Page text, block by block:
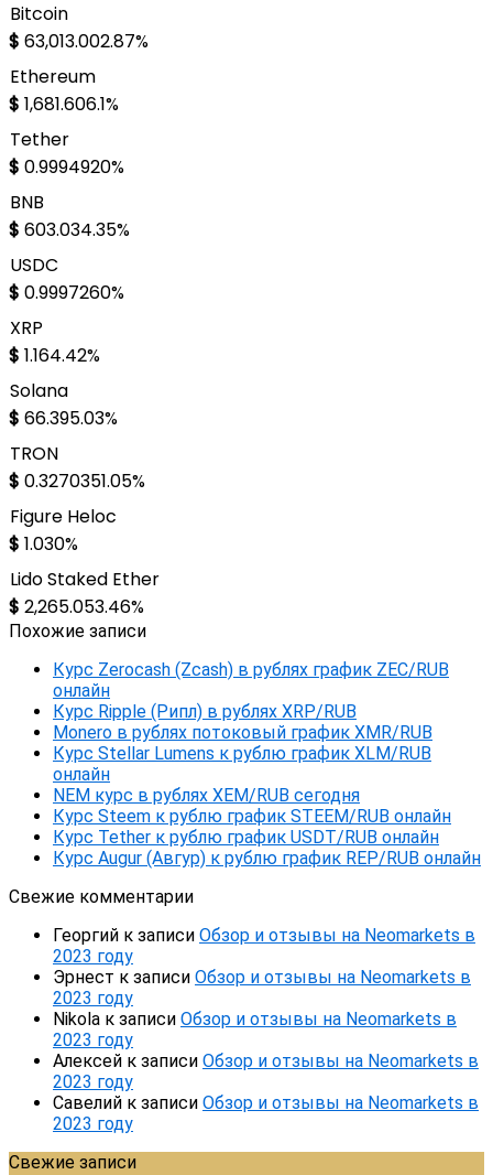
Bitcoin
$ 63,013.002.87%
Ethereum
$ 1,681.606.1%
Tether
$ 0.9994920%
BNB
$ 603.034.35%
USDC
$ 0.9997260%
XRP
$ 1.164.42%
Solana
$ 66.395.03%
TRON
$ 0.3270351.05%
Figure Heloc
$ 1.030%
Lido Staked Ether
$ 2,265.053.46%
Похожие записи
Курс Zerocash (Zcash) в рублях график ZEC/RUB
онлайн
Курс Ripple (Рипл) в рублях XRP/RUB
Monero в рублях потоковый график XMR/RUB
Курс Stellar Lumens к рублю график XLM/RUB
онлайн
NEM курс в рублях XEM/RUB сегодня
Курс Steem к рублю график STEEM/RUB онлайн
Курс Tether к рублю график USDT/RUB онлайн
Курс Augur (Авгур) к рублю график REP/RUB онлайн
Свежие комментарии
Георгий к записи Обзор и отзывы на Neomarkets в
2023 году
Эрнест к записи Обзор и отзывы на Neomarkets в
2023 году
Nikola к записи Обзор и отзывы на Neomarkets в
2023 году
Алексей к записи Обзор и отзывы на Neomarkets в
2023 году
Савелий к записи Обзор и отзывы на Neomarkets в
2023 году
Свежие записи